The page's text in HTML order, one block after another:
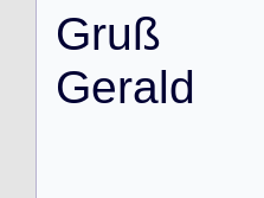
Gruß
Gerald